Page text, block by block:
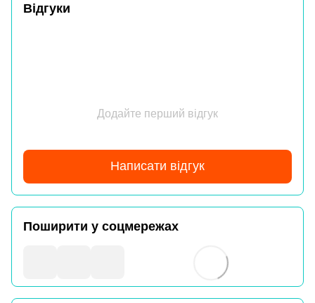
Відгуки
Додайте перший відгук
Написати відгук
Поширити у соцмережах